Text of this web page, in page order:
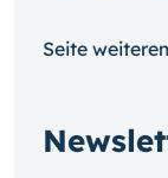
Seite